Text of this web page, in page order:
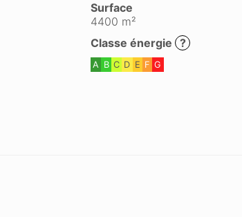
Surface
4400 m²
Classe énergie ?
A B C D E F G